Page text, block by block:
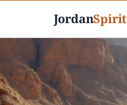
JordanSpirit